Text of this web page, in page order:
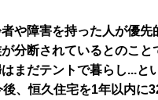
や障害を持った人が優先
分断されているとのこと
まだテントで暮らし...と
、恒久住宅を1年以内に